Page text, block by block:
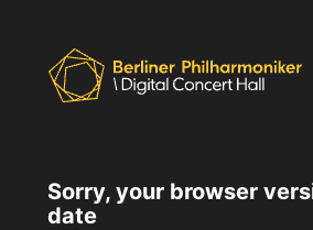
Sorry, your browser
date